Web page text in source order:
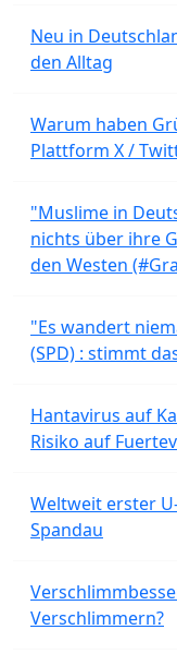
Neu in
den Alltag
Warum haben
Plattform X /
"Muslime in
nichts über ihre
den Westen
"Es wandert
(SPD) : stimmt
Hantavirus auf
Risiko auf
Weltweit erster
Spandau
Verschlimmern?